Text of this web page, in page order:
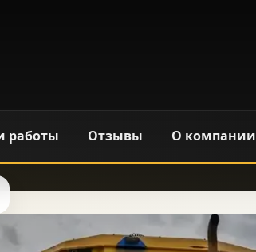
работы Отзывы О компании